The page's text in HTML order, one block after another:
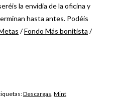
la envidia de la oficina y
hasta antes. Podéis
/Fondo Más bonitista /
Descargas Mint